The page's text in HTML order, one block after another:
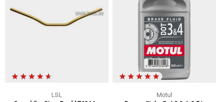
LSL
Motul